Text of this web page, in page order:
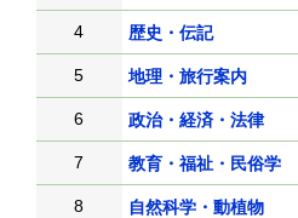
4 歴史・伝記
5 地理・旅行案内
6 政治・経済・法律
7 教育・福祉・民俗学
8 自然科学・動植物